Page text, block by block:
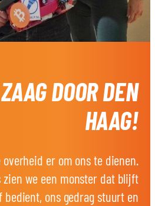
DOOR DEN
HAAG!
overheid er om ons te dienen.
zien we een monster dat blijft
bedient, ons gedrag stuurt en